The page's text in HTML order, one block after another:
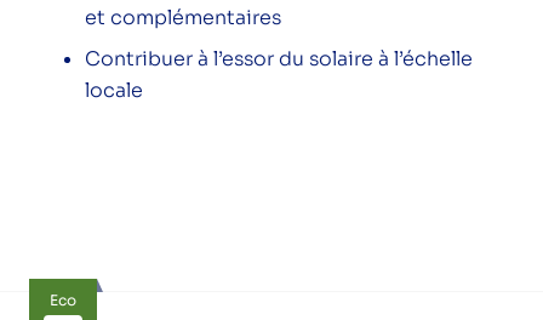
et complémentaires
Contribuer à l’essor du solaire à l’échelle
locale
Eco